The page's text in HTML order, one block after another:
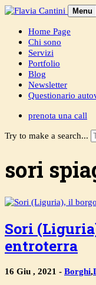
Skip
content
Menu
Home Page
Chi sono
Servizi
Portfolio
Blog
Newsletter
Questionario
prenota una call
Try to make a search...
sori
Sori
entroterra
16 Giu , 2021 - Borghi,